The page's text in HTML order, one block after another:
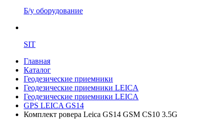
Б/у оборудование
SIT
Главная
Каталог
Геодезические приемники
Геодезические приемники LEICA
Геодезические приемники LEICA
GPS LEICA GS14
Комплект ровера Leica GS14 GSM CS10 3.5G